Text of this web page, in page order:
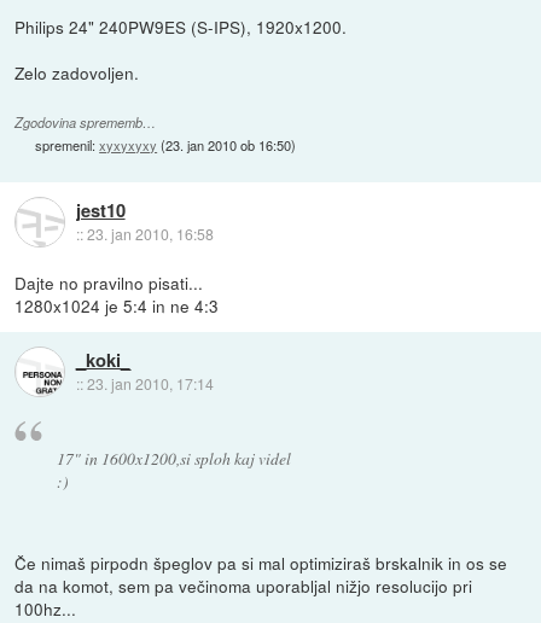
Philips 24" 240PW9ES (S-IPS), 1920x1200.
Zelo zadovoljen.
Zgodovina sprememb…
spremenil:xyxyxyxy (23. jan 2010 ob 16:50)
jest10
::23. jan 2010, 16:58
Dajte no pravilno pisati...
1280x1024 je 5:4 in ne 4:3
_koki_
::23. jan 2010, 17:14
17" in 1600x1200,si sploh kaj videl
:)
Če nimaš pirpodn špeglov pa si mal optimiziraš brskalnik in os se
da na komot, sem pa večinoma uporabljal nižjo resolucijo pri
100hz...